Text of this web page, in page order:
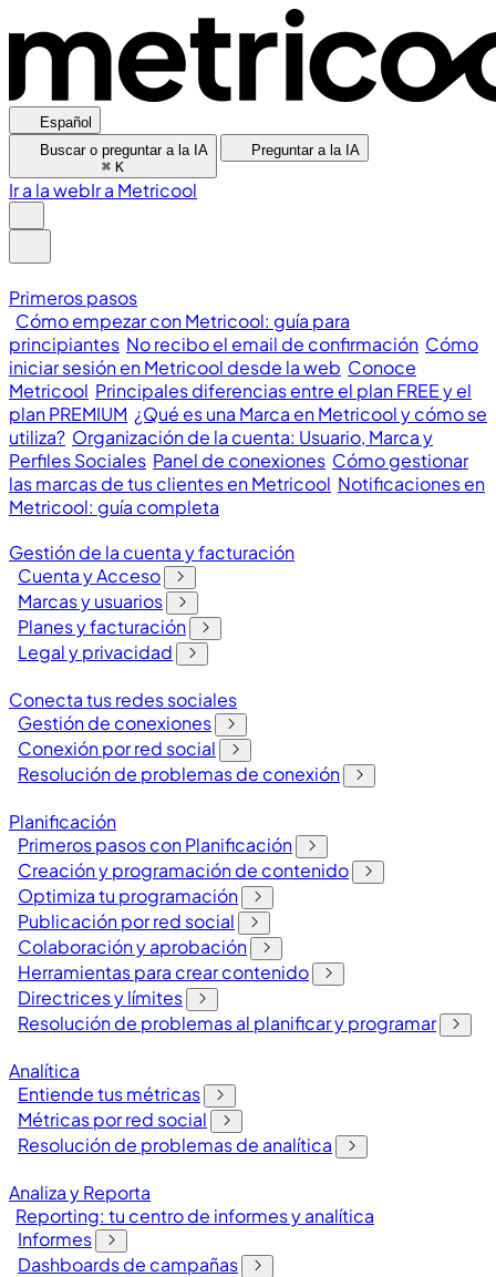
Español
Buscar o preguntar a la IA
⌘ K
Preguntar a la IA
Ir a la webIr a Metricool
Primeros pasos
Cómo empezar con Metricool: guía para
principiantes No recibo el email de confirmación Cómo
iniciar sesión en Metricool desde la web Conoce
Metricool Principales diferencias entre el plan FREE y el
plan PREMIUM ¿Qué es una Marca en Metricool y cómo se
utiliza? Organización de la cuenta: Usuario, Marca y
Perfiles Sociales Panel de conexiones Cómo gestionar
las marcas de tus clientes en Metricool Notificaciones en
Metricool: guía completa
Gestión de la cuenta y facturación
Cuenta y Acceso
Marcas y usuarios
Planes y facturación
Legal y privacidad
Conecta tus redes sociales
Gestión de conexiones
Conexión por red social
Resolución de problemas de conexión
Planificación
Primeros pasos con Planificación
Creación y programación de contenido
Optimiza tu programación
Publicación por red social
Colaboración y aprobación
Herramientas para crear contenido
Directrices y límites
Resolución de problemas al planificar y programar
Analítica
Entiende tus métricas
Métricas por red social
Resolución de problemas de analítica
Analiza y Reporta
Reporting: tu centro de informes y analítica
Informes
Dashboards de campañas